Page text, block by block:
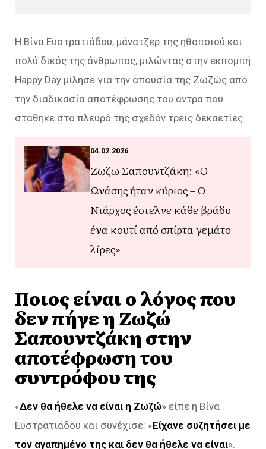
Η Βίνα Ευστρατιάδου, μάνατζερ της ηθοποιού και
πολύ δικός της άνθρωπος, μιλώντας στην εκπομπή
Happy Day μίλησε για την απουσία της Ζωζώς από
την διαδικασία αποτέφρωσης του άντρα που
στάθηκε στο πλευρό της σχεδόν τρεις δεκαετίες.
04.02.2026
Ζωζω Σαπουντζάκη: «Ο
Ωνάσης ήταν κύριος – Ο
Νιάρχος έστελνε κάθε βράδυ
ένα κουτί από σπίρτα γεμάτο
λίρες»
Ποιος είναι ο λόγος που
δεν πήγε η Ζωζώ
Σαπουντζάκη στην
αποτέφρωση του
συντρόφου της
«Δεν θα ήθελε να είναι η Ζωζώ» είπε η Βίνα
Ευστρατιάδου και συνέχισε: «Είχανε συζητήσει με
τον αγαπημένο της και δεν θα ήθελε να είναι».